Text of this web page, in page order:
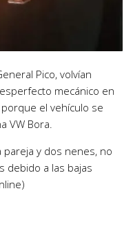
Pico, volvían
mecánico en
el vehículo se
VW Bora.
y dos nenes, no
debido a las bajas